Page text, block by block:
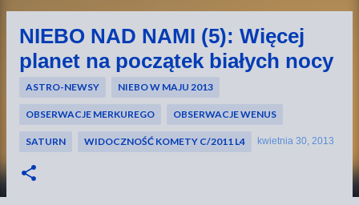
NIEBO NAD NAMI (5): Więcej
planet na początek białych nocy
ASTRO-NEWSY NIEBO W MAJU 2013
OBSERWACJE MERKUREGO OBSERWACJE WENUS
SATURN WIDOCZNOŚĆ KOMETY C/2011 L4 kwietnia 30, 2013